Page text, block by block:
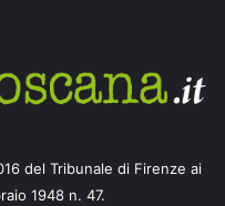
del Tribunale di Firenze ai
1948 n. 47.